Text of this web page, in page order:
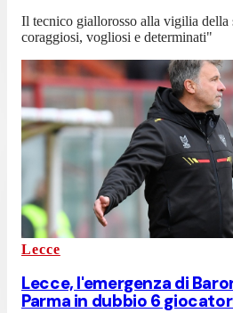
Il tecnico giallorosso alla vigilia della
coraggiosi, vogliosi e determinati"
Lecce
Lecce, l'emergenza di
Parma in dubbio 6